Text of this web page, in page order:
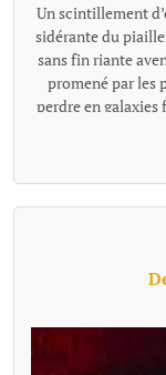
Un scintillement
sidérante du
sans fin riante
promené par les
perdre en galaxies
dans la prolixité
dans un